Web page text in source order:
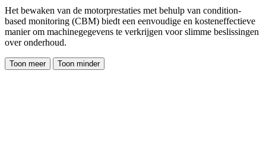
Het bewaken van de motorprestaties met behulp van condition-
based monitoring (CBM) biedt een eenvoudige en kosteneffectieve
manier om machinegegevens te verkrijgen voor slimme beslissingen
over onderhoud.
Toon meer Toon minder